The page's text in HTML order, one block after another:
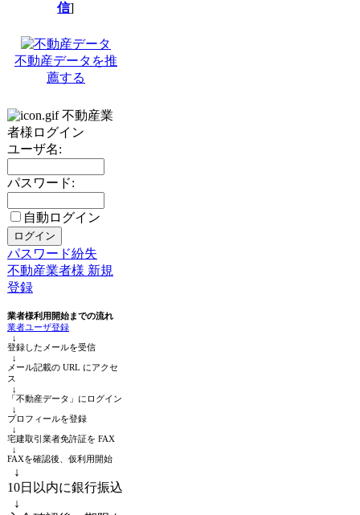
信]
不動産データを推
薦する
不動産業
者様ログイン
ユーザ名:
パスワード:
自動ログイン
パスワード紛失
不動産業者様 新規
登録
業者様利用開始までの流れ
業者ユーザ登録
↓
登録したメールを受信
↓
メール記載の URL にアクセ
ス
↓
「不動産データ」にログイン
↓
プロフィールを登録
↓
宅建取引業者免許証を FAX
↓
FAXを確認後、仮利用開始
↓
10日以内に銀行振込
↓